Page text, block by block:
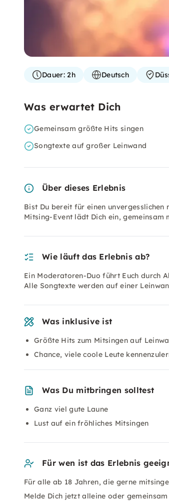
Dauer:2h Deutsch
Was erwartet Dich
Gemeinsam größte Hits singen
Songtexte auf großer Leinwand
Über dieses Erlebnis
Bist Du bereit für einen
Mitsing-Event lädt Dich ein, gemeinsam
Wie läuft das Erlebnis ab?
Ein Moderatoren-Duo führt Euch durch
Alle Songtexte werden auf einer
Was inklusive ist
Größte Hits zum Mitsingen auf
Chance, viele coole Leute
Was Du mitbringen solltest
Ganz viel gute Laune
Lust auf ein fröhliches Mitsingen
Für wen ist das Erlebnis
Für alle ab 18 Jahren, die gerne
Melde Dich jetzt alleine oder